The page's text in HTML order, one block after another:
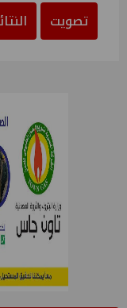
تصويت